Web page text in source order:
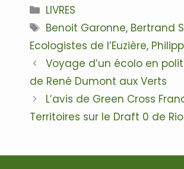
Catégories
LIVRES
Étiquettes
Benoit Garonne, Bertrand
Ecologistes de l’Euzière,
Navigation
des
Voyage d’un écolo en
de René Dumont aux Verts
L’avis de Green Cross
Territoires sur le Draft 0 de